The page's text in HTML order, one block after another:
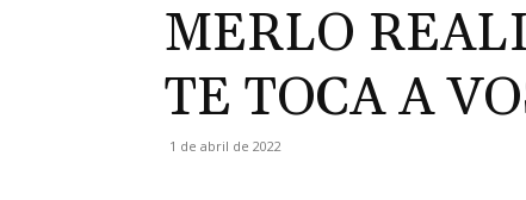
MERLO
TE TOCA A
1 de abril de 2022